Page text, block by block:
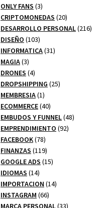
ONLY FANS 33
productos
CRIPTOMONEDAS 2020
productos
DESARROLLO PERSONAL 216216
DISEÑO 103103
productos
INFORMATICA 3131
MAGIA 33
productos
DRONES 44
productos
DROPSHIPPING 2525
MEMBRESIA 11
producto
ECOMMERCE 4040
productos
EMBUDOS Y FUNNEL 4848
EMPRENDIMIENTO 9292
FACEBOOK 7878
productos
FINANZAS 119119
productos
GOOGLE ADS 1515
IDIOMAS 1414
productos
IMPORTACION 1414
INSTAGRAM 6666
productos
MARCA PERSONAL 3333